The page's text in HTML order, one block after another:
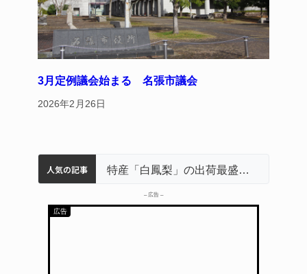
3月定例議会始まる 名張市議会
2026年2月26日
人気の記事
名張市水道料金47％値上げへ 答申案、審議会で大筋まとまる
中学校の陶壁モニュメント 地元建設会社がボランティアで清掃 伊賀
名張市立病院のDMAT、熊本地震の被災地へ 能登以来3回目の派遣
特産「白鳳梨」の出荷最盛期 直売所にぎわう 伊賀 「息子が妊娠させた」母娘だまされ400万円詐欺被害 名張
– 広告 –